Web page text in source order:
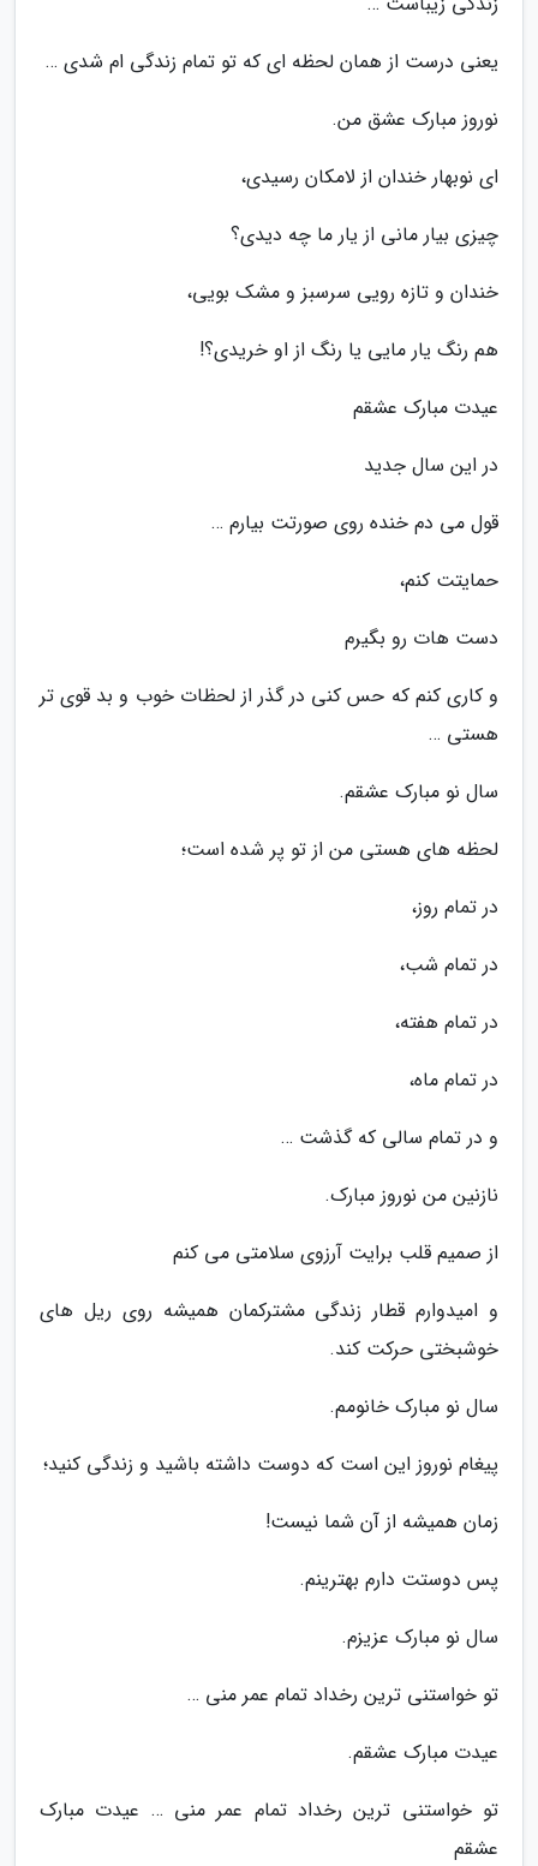
یعنی درست از همان لحظه ای که تو تمام زندگی ام شدی …
نوروز مبارک عشق من.
ای نوبهار خندان از لامکان رسیدی،
چیزی بیار مانی از یار ما چه دیدی؟
خندان و تازه رویی سرسبز و مشک بویی،
هم رنگ یار مایی یا رنگ از او خریدی؟!
عیدت مبارک عشقم
در این سال جدید
قول می دم خنده روی صورتت بیارم …
حمایتت کنم،
دست هات رو بگیرم
و کاری کنم که حس کنی در گذر از لحظات خوب و بد قوی تر
هستی …
سال نو مبارک عشقم.
لحظه های هستی من از تو پر شده است؛
در تمام روز،
در تمام شب،
در تمام هفته،
در تمام ماه،
و در تمام سالی که گذشت …
نازنین من نوروز مبارک.
از صمیم قلب برایت آرزوی سلامتی می کنم
و امیدوارم قطار زندگی مشترکمان همیشه روی ریل های
خوشبختی حرکت کند.
سال نو مبارک خانومم.
پیغام نوروز این است که دوست داشته باشید و زندگی کنید؛
زمان همیشه از آن شما نیست!
پس دوستت دارم بهترینم.
سال نو مبارک عزیزم.
تو خواستنی ترین رخداد تمام عمر منی …
عیدت مبارک عشقم.
تو خواستنی ترین رخداد تمام عمر منی … عیدت مبارک
عشقم